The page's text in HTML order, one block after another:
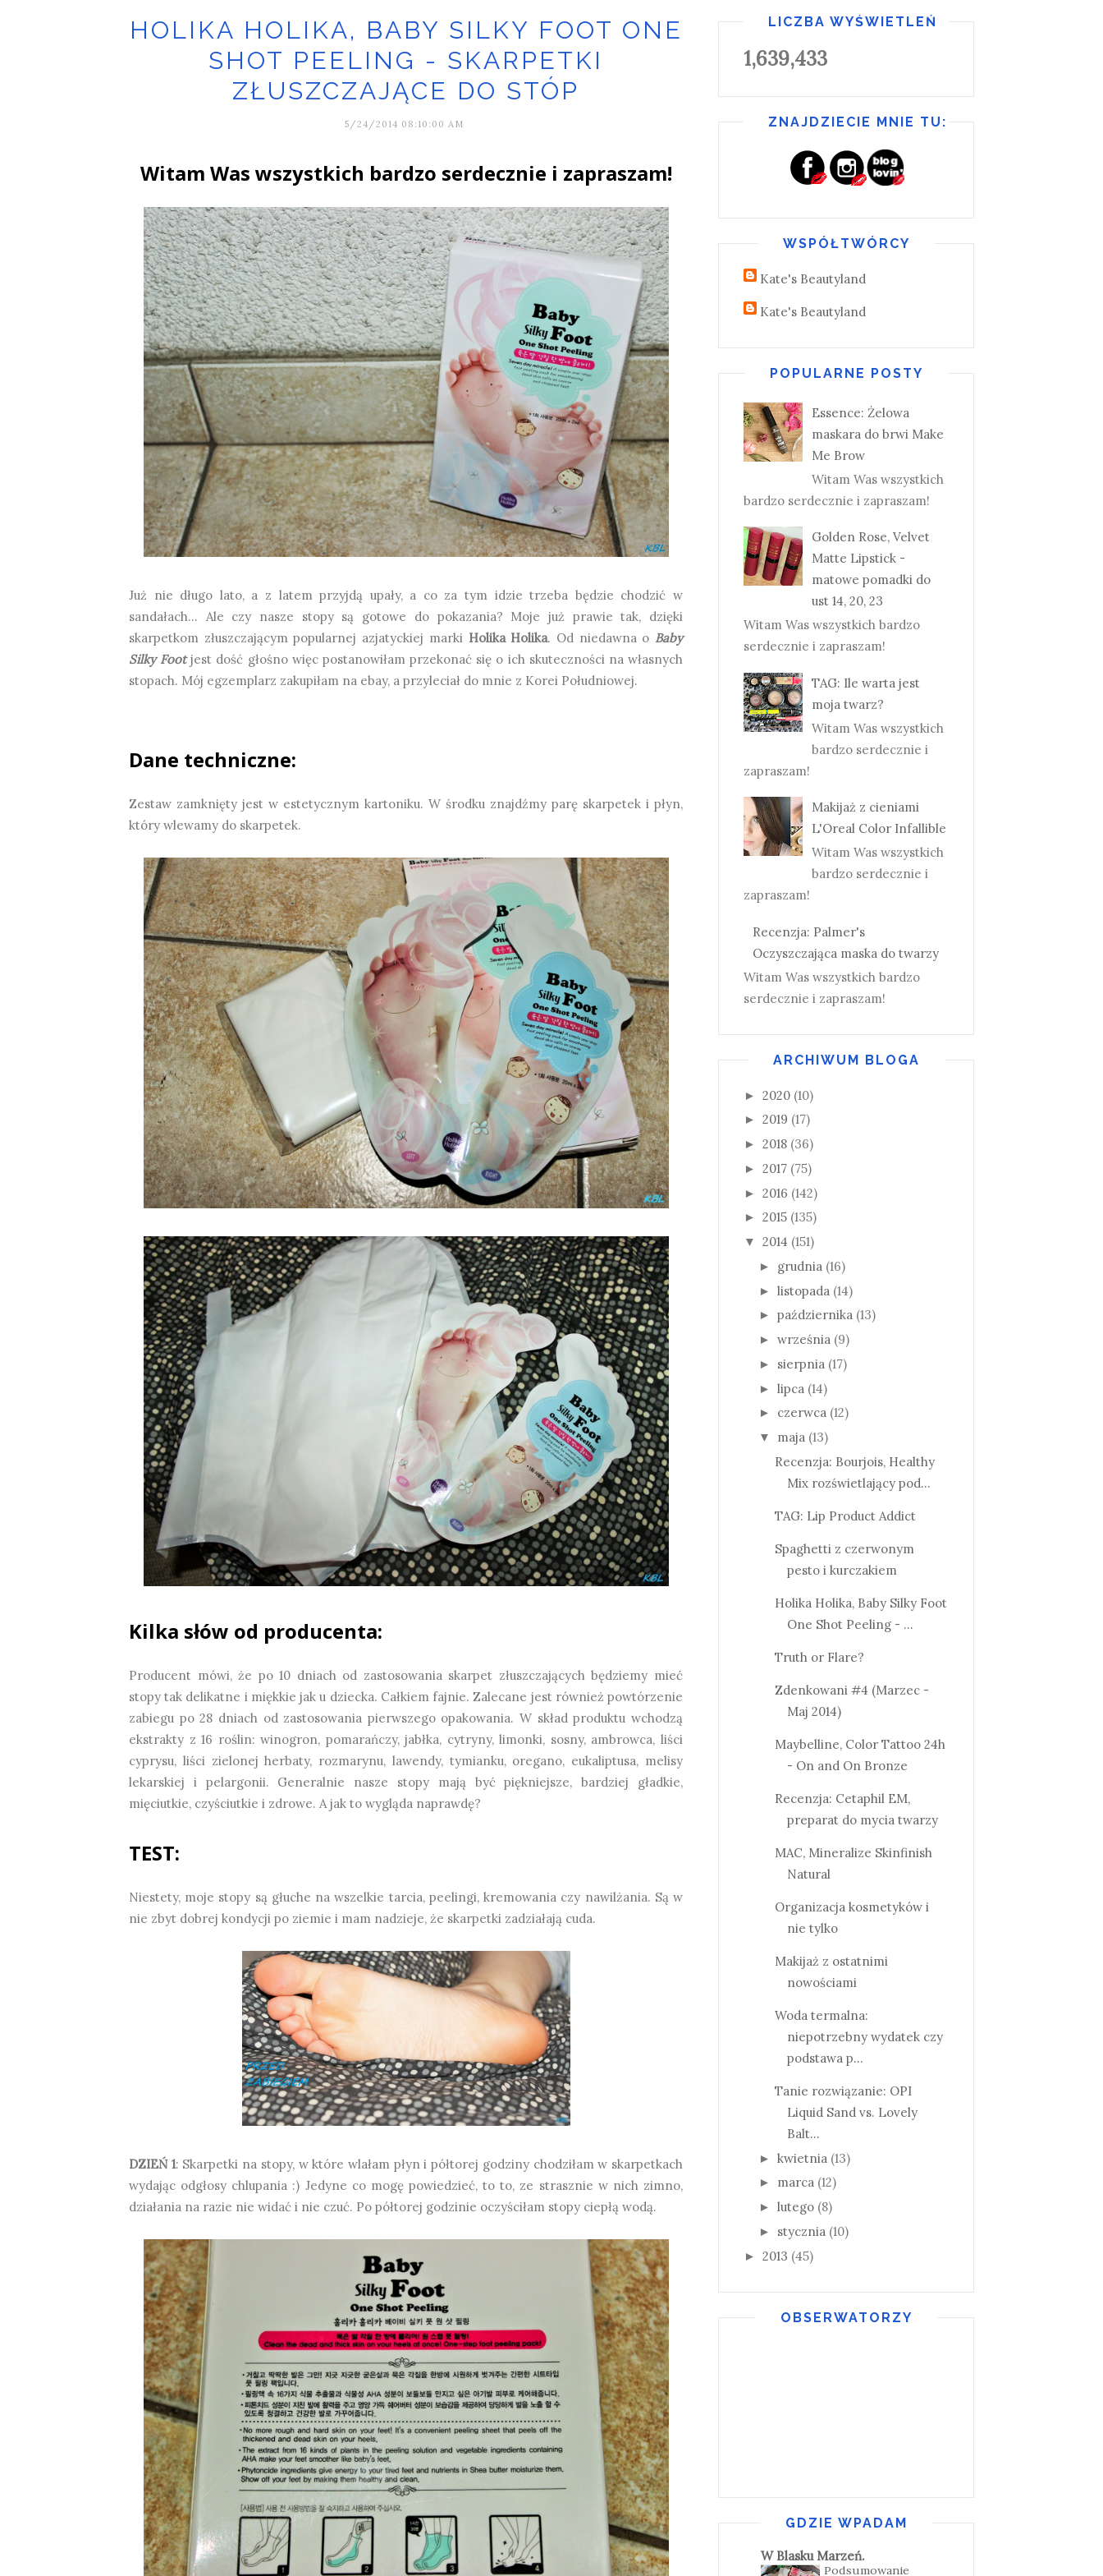
HOLIKA HOLIKA, BABY SILKY FOOT ONE
SHOT PEELING - SKARPETKI
ZŁUSZCZAJĄCE DO STÓP
5/24/2014 08:10:00 AM
Witam Was wszystkich bardzo serdecznie i zapraszam!
Już nie długo lato, a z latem przyjdą upały, a co za tym idzie trzeba będzie chodzić w
sandałach... Ale czy nasze stopy są gotowe do pokazania? Moje już prawie tak, dzięki
skarpetkom złuszczającym popularnej azjatyckiej marki Holika Holika. Od niedawna o Baby
Silky Footjest dość głośno więc postanowiłam przekonać się o ich skuteczności na własnych
stopach. Mój egzemplarz zakupiłam na ebay, a przyleciał do mnie z Korei Południowej.
Dane techniczne:
Zestaw zamknięty jest w estetycznym kartoniku. W środku znajdźmy parę skarpetek i płyn,
który wlewamy do skarpetek.
Kilka słów od producenta:
Producent mówi, że po 10 dniach od zastosowania skarpet złuszczających będziemy mieć
stopy tak delikatne i miękkie jak u dziecka. Całkiem fajnie. Zalecane jest również powtórzenie
zabiegu po 28 dniach od zastosowania pierwszego opakowania. W skład produktu wchodzą
ekstrakty z 16 roślin: winogron, pomarańczy, jabłka, cytryny, limonki, sosny, ambrowca, liści
cyprysu, liści zielonej herbaty, rozmarynu, lawendy, tymianku, oregano, eukaliptusa, melisy
lekarskiej i pelargonii. Generalnie nasze stopy mają być piękniejsze, bardziej gładkie,
mięciutkie, czyściutkie i zdrowe. A jak to wygląda naprawdę?
TEST:
Niestety, moje stopy są głuche na wszelkie tarcia, peelingi, kremowania czy nawilżania. Są w
nie zbyt dobrej kondycji po ziemie i mam nadzieje, że skarpetki zadziałają cuda.
DZIEŃ 1: Skarpetki na stopy, w które wlałam płyn i półtorej godziny chodziłam w skarpetkach
wydając odgłosy chlupania :) Jedyne co mogę powiedzieć, to to, ze strasznie w nich zimno,
działania na razie nie widać i nie czuć. Po półtorej godzinie oczyściłam stopy ciepłą wodą.
LICZBA WYŚWIETLEŃ
1,639,433
ZNAJDZIECIE MNIE TU:
WSPÓŁTWÓRCY
Kate's Beautyland
Kate's Beautyland
POPULARNE POSTY
Essence: Żelowa
maskara do brwi Make
Me Brow
Witam Was wszystkich
bardzo serdecznie i zapraszam!
Golden Rose, Velvet
Matte Lipstick -
matowe pomadki do
ust 14, 20, 23
Witam Was wszystkich bardzo
serdecznie i zapraszam!
TAG: Ile warta jest
moja twarz?
Witam Was wszystkich
bardzo serdecznie i
zapraszam!
Makijaż z cieniami
L'Oreal Color Infallible
Witam Was wszystkich
bardzo serdecznie i
zapraszam!
Recenzja: Palmer's
Oczyszczająca maska do twarzy
Witam Was wszystkich bardzo
serdecznie i zapraszam!
ARCHIWUM BLOGA
► 2020 (10)
► 2019 (17)
► 2018 (36)
► 2017 (75)
► 2016 (142)
► 2015 (135)
▼ 2014 (151)
► grudnia (16)
► listopada (14)
► października (13)
► września (9)
► sierpnia (17)
► lipca (14)
► czerwca (12)
▼ maja (13)
Recenzja: Bourjois, Healthy
Mix rozświetlający pod...
TAG: Lip Product Addict
Spaghetti z czerwonym
pesto i kurczakiem
Holika Holika, Baby Silky Foot
One Shot Peeling - ...
Truth or Flare?
Zdenkowani #4 (Marzec -
Maj 2014)
Maybelline, Color Tattoo 24h
- On and On Bronze
Recenzja: Cetaphil EM,
preparat do mycia twarzy
MAC, Mineralize Skinfinish
Natural
Organizacja kosmetyków i
nie tylko
Makijaż z ostatnimi
nowościami
Woda termalna:
niepotrzebny wydatek czy
podstawa p...
Tanie rozwiązanie: OPI
Liquid Sand vs. Lovely
Balt...
► kwietnia (13)
► marca (12)
► lutego (8)
► stycznia (10)
► 2013 (45)
OBSERWATORZY
GDZIE WPADAM
W Blasku Marzeń.
Podsumowanie